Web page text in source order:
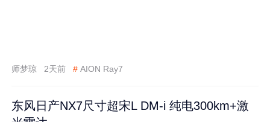
师梦琼 2天前 # AION Ray7
东风日产NX7尺寸超宋L DM-i 纯电300km+激